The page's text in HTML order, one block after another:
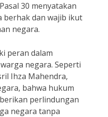
30 menyatakan
berhak dan wajib ikut
negara.
peran dalam
negara. Seperti
Ihza Mahendra,
bahwa hukum
perlindungan
negara tanpa